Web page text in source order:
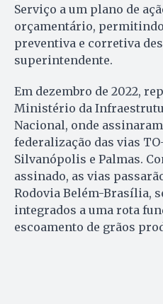
Serviço a um plano de
orçamentário,
preventiva e corretiva
superintendente.
Em dezembro de 2022,
Ministério da
Nacional, onde
federalização das vias
Silvanópolis e Palmas.
assinado, as vias
Rodovia Belém-Brasília,
integrados a uma rota
escoamento de grãos